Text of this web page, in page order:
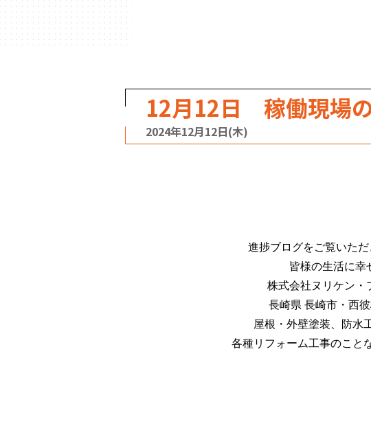
12月12日 稼働現場
2024年12月12日(木)
進捗ブログをご覧いた
皆様の生活に幸
株式会社ヌリケン・
長崎県 長崎市・西
屋根・外壁塗装、防水
各種リフォーム工事のこと